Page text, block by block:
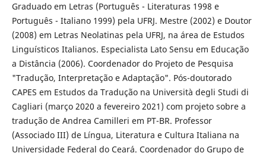
Graduado em Letras (Português - Literaturas 1998 e
Português - Italiano 1999) pela UFRJ. Mestre (2002) e Doutor
(2008) em Letras Neolatinas pela UFRJ, na área de Estudos
Linguísticos Italianos. Especialista Lato Sensu em Educação
a Distância (2006). Coordenador do Projeto de Pesquisa
"Tradução, Interpretação e Adaptação". Pós-doutorado
CAPES em Estudos da Tradução na Università degli Studi di
Cagliari (março 2020 a fevereiro 2021) com projeto sobre a
tradução de Andrea Camilleri em PT-BR. Professor
(Associado III) de Língua, Literatura e Cultura Italiana na
Universidade Federal do Ceará. Coordenador do Grupo de